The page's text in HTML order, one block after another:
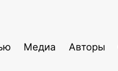
Медиа Авторы